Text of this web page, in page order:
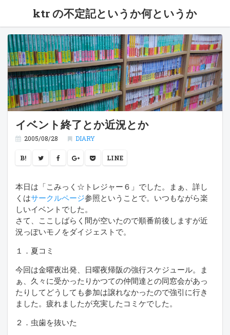
ktr の不定記というか何というか
イベント終了とか近況とか
2005/08/28 DIARY
B! LINE
本日は「こみっく☆トレジャー６」でした。まぁ、詳し
くはサークルページ参照ということで。いつもながら楽
しいイベントでした。
さて、ここしばらく間が空いたので順番前後しますが近
況っぽいモノをダイジェストで。
１．夏コミ
今回は金曜夜出発、日曜夜帰阪の強行スケジュール。ま
ぁ、久々に受かったりかつての仲間達との同窓会があっ
たりしてどうしても参加は譲れなかったので強引に行き
ました。疲れましたが充実したコミケでした。
２．虫歯を抜いた